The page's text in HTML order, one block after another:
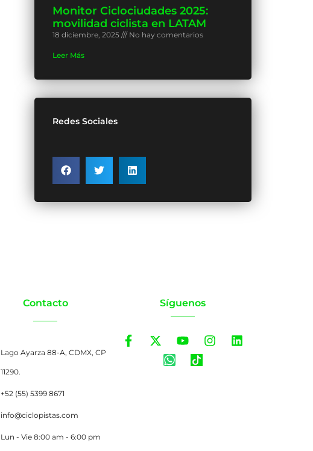
Monitor Ciclociudades 2025:
movilidad ciclista en LATAM
18 diciembre, 2025 No hay comentarios
Leer Más
Redes Sociales
Contacto
Lago Ayarza 88-A, CDMX, CP
11290.
+52 (55) 5399 8671
info@ciclopistas.com
Lun - Vie 8:00 am - 6:00 pm
Síguenos